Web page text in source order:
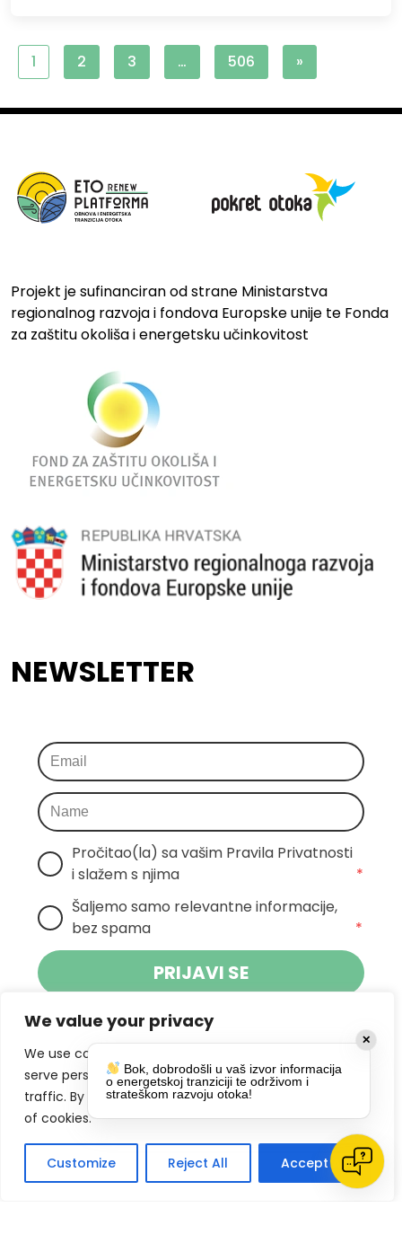
We value your privacy
We use cookies to enhance your browsing experience,
serve personalized ads or content, and analyze our
traffic. By clicking "Accept All", you consent to our use
of cookies.
Customize Reject All Accept All
1 2 3 … 506 »
Projekt je sufinanciran od strane Ministarstva
regionalnog razvoja i fondova Europske unije te Fonda
za zaštitu okoliša i energetsku učinkovitost
NEWSLETTER
Pročitao(la) sa vašim Pravila Privatnosti
i slažem s njima
*
Šaljemo samo relevantne informacije,
bez spama
*
PRIJAVI SE
Klikom na gumb dajete suglasnost za
primanje novosti Pokreta Otoka te se
slažete spolitikom privatnosti.
DRUŠTVENE MREŽE
✕
Bok, dobrodošli u vaš izvor informacija
o energetskoj tranziciji te održivom i
strateškom razvoju otoka!